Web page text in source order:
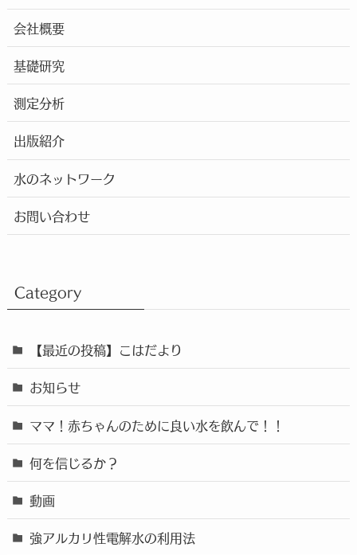
会社概要
基礎研究
測定分析
出版紹介
水のネットワーク
お問い合わせ
Category
【最近の投稿】こはだより
お知らせ
ママ！赤ちゃんのために良い水を飲んで！！
何を信じるか？
動画
強アルカリ性電解水の利用法